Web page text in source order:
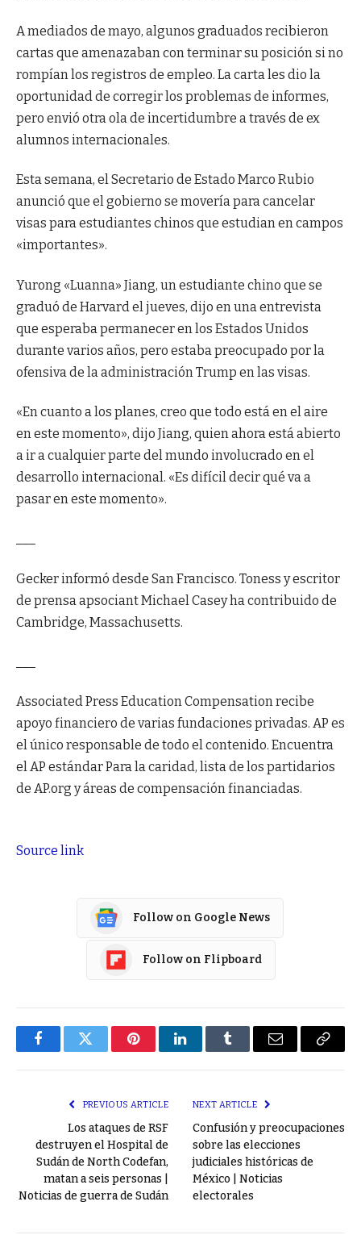
A mediados de mayo, algunos graduados recibieron
cartas que amenazaban con terminar su posición si no
rompían los registros de empleo. La carta les dio la
oportunidad de corregir los problemas de informes,
pero envió otra ola de incertidumbre a través de ex
alumnos internacionales.
Esta semana, el Secretario de Estado Marco Rubio
anunció que el gobierno se movería para cancelar
visas para estudiantes chinos que estudian en campos
«importantes».
Yurong «Luanna» Jiang, un estudiante chino que se
graduó de Harvard el jueves, dijo en una entrevista
que esperaba permanecer en los Estados Unidos
durante varios años, pero estaba preocupado por la
ofensiva de la administración Trump en las visas.
«En cuanto a los planes, creo que todo está en el aire
en este momento», dijo Jiang, quien ahora está abierto
a ir a cualquier parte del mundo involucrado en el
desarrollo internacional. «Es difícil decir qué va a
pasar en este momento».
Gecker informó desde San Francisco. Toness y escritor
de prensa apsociant Michael Casey ha contribuido de
Cambridge, Massachusetts.
Associated Press Education Compensation recibe
apoyo financiero de varias fundaciones privadas. AP es
el único responsable de todo el contenido. Encuentra
el AP estándarPara la caridad, listade los partidarios
de AP.org y áreas de compensación financiadas.
Source link
Follow on Google News
Follow on Flipboard
FacebookTwitter PinterestLinkedInTumblr Email
Copy
PREVIOUS ARTICLE
Los ataques de RSF
destruyen el Hospital de
Sudán de North Codefan,
matan a seis personas |
Noticias de guerra de Sudán
NEXT ARTICLE
Confusión y preocupaciones
sobre las elecciones
judiciales históricas de
México | Noticias
electorales